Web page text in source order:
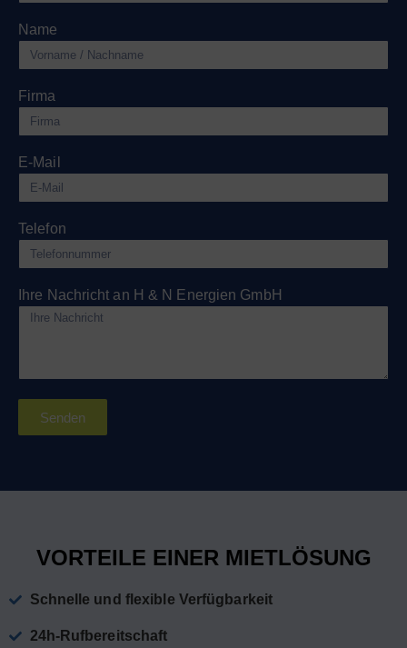
Name
Firma
E-Mail
Telefon
Ihre Nachricht an H & N Energien GmbH
Senden
VORTEILE EINER MIETLÖSUNG
Schnelle und flexible Verfügbarkeit
24h-Rufbereitschaft